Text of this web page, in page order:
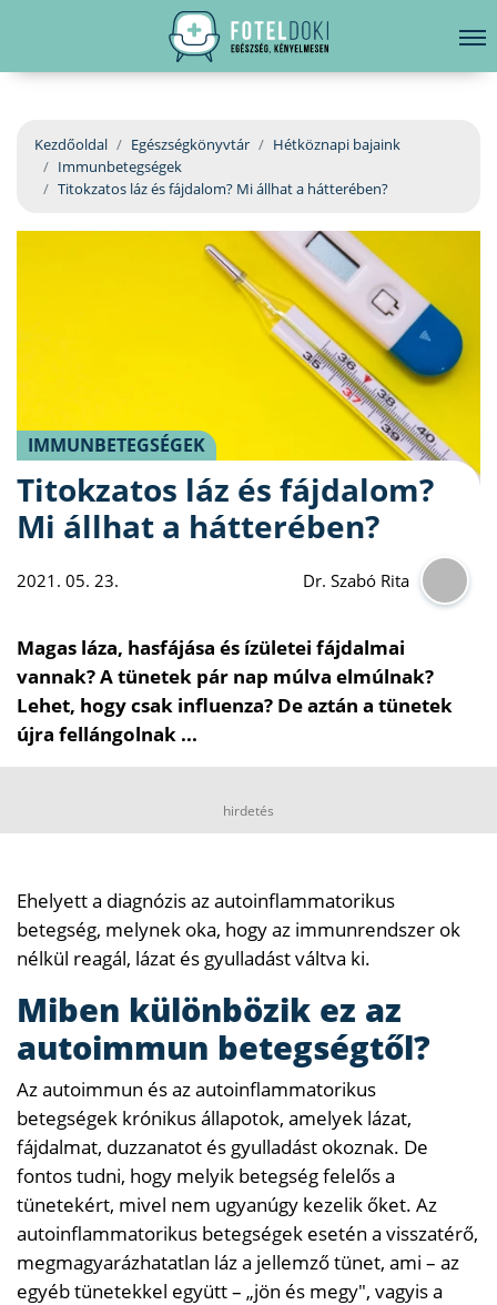
EGÉSZSÉGKÖNYVTÁR
BETEGSÉGKALAUZ
ÜGYELETKERESŐ
hirdetés
Kezdőoldal Egészségkönyvtár
Hétköznapi bajaink
Immunbetegségek
Titokzatos láz és fájdalom? Mi állhat a hátterében?
IMMUNBETEGSÉGEK
Titokzatos láz és fájdalom?
Mi állhat a hátterében?
2021. 05. 23. Dr. Szabó Rita
Magas láza, hasfájása és ízületei fájdalmai
vannak? A tünetek pár nap múlva elmúlnak?
Lehet, hogy csak influenza? De aztán a tünetek
újra fellángolnak ...
hirdetés
Ehelyett a diagnózis az autoinflammatorikus
betegség, melynek oka, hogy az immunrendszer ok
nélkül reagál, lázat és gyulladást váltva ki.
Miben különbözik ez az
autoimmun betegségtől?
Az autoimmun és az autoinflammatorikus
betegségek krónikus állapotok, amelyek lázat,
fájdalmat, duzzanatot és gyulladást okoznak. De
fontos tudni, hogy melyik betegség felelős a
tünetekért, mivel nem ugyanúgy kezelik őket. Az
autoinflammatorikus betegségek esetén a visszatérő,
megmagyarázhatatlan láz a jellemző tünet, ami – az
egyéb tünetekkel együtt – „jön és megy", vagyis a